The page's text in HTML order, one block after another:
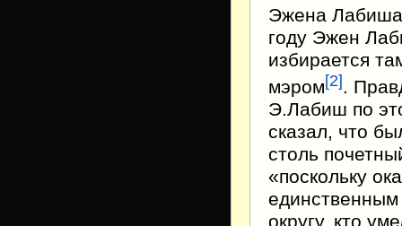
Эжена Лабиша
году Эжен
избирается
мэром[2] .
Э.Лабиш по
сказал, что
столь
«поскольку
округу, кто